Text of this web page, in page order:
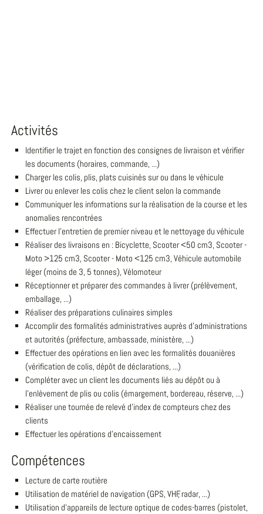
Activités
Identifier le trajet en fonction des consignes de livraison et vérifier
les documents (horaires, commande, ...)
Charger les colis, plis, plats cuisinés sur ou dans le véhicule
Livrer ou enlever les colis chez le client selon la commande
Communiquer les informations sur la réalisation de la course et les
anomalies rencontrées
Effectuer l'entretien de premier niveau et le nettoyage du véhicule
Réaliser des livraisons en : Bicyclette, Scooter <50 cm3, Scooter -
Moto >125 cm3, Scooter - Moto <125 cm3, Véhicule automobile
léger (moins de 3, 5 tonnes), Vélomoteur
Réceptionner et préparer des commandes à livrer (prélèvement,
emballage, ...)
Réaliser des préparations culinaires simples
Accomplir des formalités administratives auprès d'administrations
et autorités (préfecture, ambassade, ministère, ...)
Effectuer des opérations en lien avec les formalités douanières
(vérification de colis, dépôt de déclarations, ...)
Compléter avec un client les documents liés au dépôt ou à
l'enlèvement de plis ou colis (émargement, bordereau, réserve, ...)
Réaliser une tournée de relevé d'index de compteurs chez des
clients
Effectuer les opérations d'encaissement
Compétences
Lecture de carte routière
Utilisation de matériel de navigation (GPS, VHF, radar, ...)
Utilisation d'appareils de lecture optique de codes-barres (pistolet,